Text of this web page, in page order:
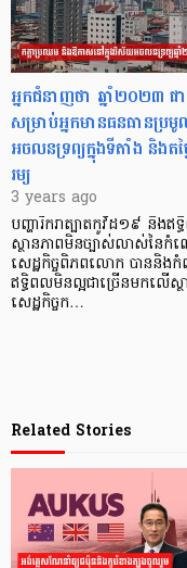
អ្នកជំនាញថា ឆ្នាំ២០២៣
សម្រាប់អ្នកមានធនធានប្រ
អចលនទ្រព្យក្នុងទីតាំង និងត
រម្យ
3 years ago
បញ្ហារីករាត្បាតកូវីដ១៩ និងឥ
ស្ថានភាពមិនច្បាស់លាស់នៃកំ
សេដ្ឋកិច្ចពិភពលោក បាននិងកំ
ឥទ្ធិពលមិនល្អជាច្រើនមកលើស្ថ
សេដ្ឋកិច្ចក…
Related Stories